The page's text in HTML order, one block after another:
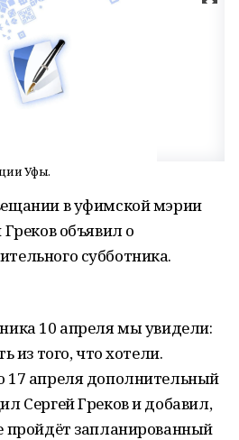
Уфы.
в уфимской мэрии
объявил о
субботника.
10 апреля мы увидели:
из того, что хотели.
17 апреля дополнительный
Сергей Греков и добавил,
пройдёт запланированный